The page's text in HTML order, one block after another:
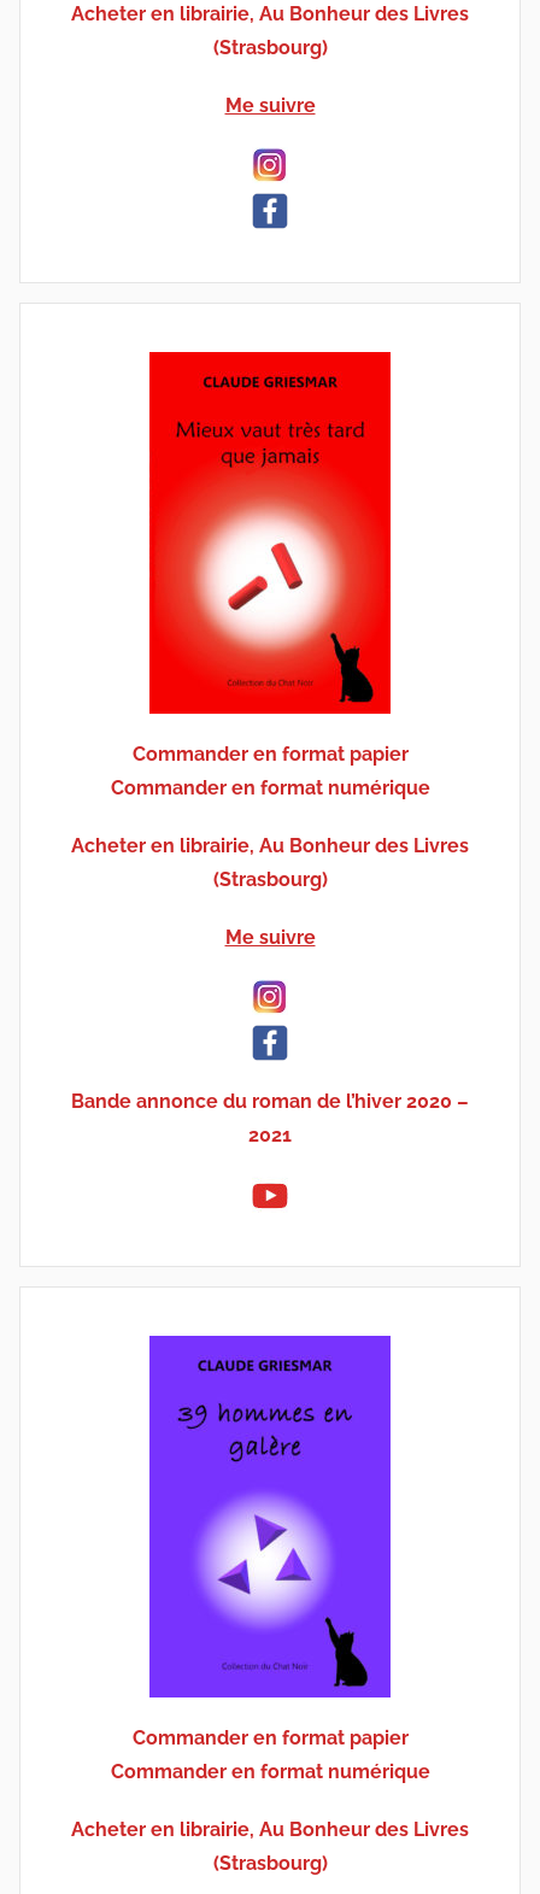
Acheter en librairie, Au Bonheur des Livres
(Strasbourg)
Me suivre
Commander en format papier
Commander en format numérique
Acheter en librairie, Au Bonheur des Livres
(Strasbourg)
Me suivre
Bande annonce du roman de l’hiver 2020 –
2021
Commander en format papier
Commander en format numérique
Acheter en librairie, Au Bonheur des Livres
(Strasbourg)